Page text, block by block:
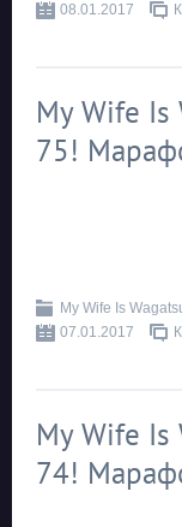
08.01.2017
My Wife Is
75!
My Wife Is
07.01.2017
My Wife Is
74!